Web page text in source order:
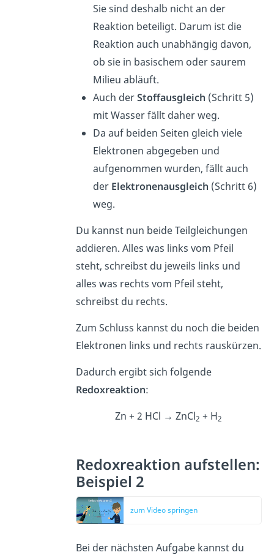
Sie sind deshalb nicht an der
Reaktion beteiligt. Darum ist die
Reaktion auch unabhängig davon,
ob sie in basischem oder saurem
Milieu abläuft.
Auch derStoffausgleich (Schritt 5)
mit Wasser fällt daher weg.
Da auf beiden Seiten gleich viele
Elektronen abgegeben und
aufgenommen wurden, fällt auch
der Elektronenausgleich (Schritt 6)
weg.
Du kannst nun beide Teilgleichungen
addieren. Alles was links vom Pfeil
steht, schreibst du jeweils links und
alles was rechts vom Pfeil steht,
schreibst du rechts.
Zum Schluss kannst du noch die beiden
Elektronen links und rechts rauskürzen.
Dadurch ergibt sich folgende
Redoxreaktion:
Zn + 2 HCl → ZnCl2 + H2
Redoxreaktion aufstellen:
Beispiel 2
zum Video springen
Bei der nächsten Aufgabe kannst du